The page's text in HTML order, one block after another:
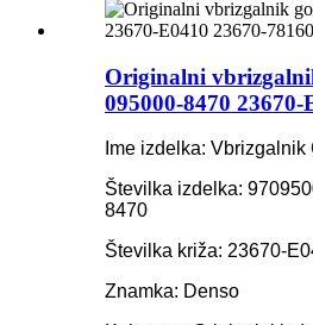
Originalni
095000-8470 23670-
Ime izdelka: Vbrizgalnik
Številka izdelka:
8470
Številka križa: 23670-
Znamka: Denso